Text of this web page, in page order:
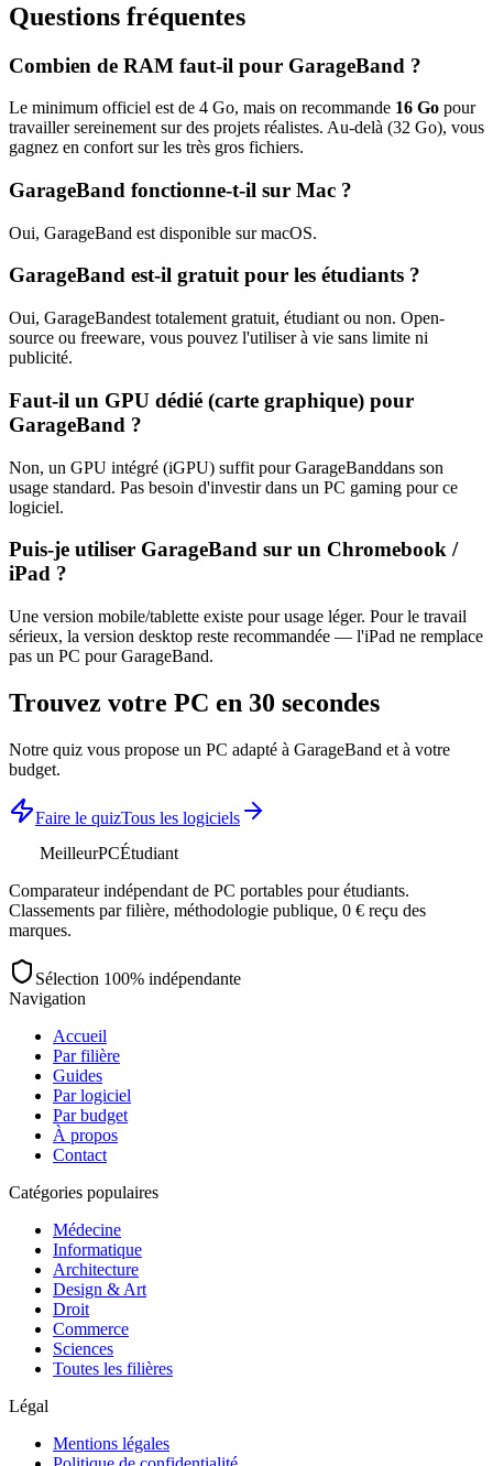
Questions fréquentes
Combien de RAM faut-il pour GarageBand ?
Le minimum officiel est de 4 Go, mais on recommande 16 Go pour
travailler sereinement sur des projets réalistes. Au-delà (32 Go), vous
gagnez en confort sur les très gros fichiers.
GarageBand fonctionne-t-il sur Mac ?
Oui, GarageBand est disponible sur macOS.
GarageBand est-il gratuit pour les étudiants ?
Oui, GarageBandest totalement gratuit, étudiant ou non. Open-
source ou freeware, vous pouvez l'utiliser à vie sans limite ni
publicité.
Faut-il un GPU dédié (carte graphique) pour
GarageBand ?
Non, un GPU intégré (iGPU) suffit pourGarageBanddans son
usage standard. Pas besoin d'investir dans un PC gaming pour ce
logiciel.
Puis-je utiliser GarageBand sur un Chromebook /
iPad ?
Une version mobile/tablette existe pour usage léger. Pour le travail
sérieux, la version desktop reste recommandée — l'iPad ne remplace
pas un PC pourGarageBand.
Trouvez votre PC en 30 secondes
Notre quiz vous propose un PC adapté à GarageBand et à votre
budget.
Faire le quizTous les logiciels
MeilleurPCÉtudiant
Comparateur indépendant de PC portables pour étudiants.
Classements par filière, méthodologie publique, 0 € reçu des
marques.
Sélection 100% indépendante
Navigation
Accueil
Par filière
Guides
Par logiciel
Par budget
À propos
Contact
Catégories populaires
Médecine
Informatique
Architecture
Design & Art
Droit
Commerce
Sciences
Toutes les filières
Légal
Mentions légales